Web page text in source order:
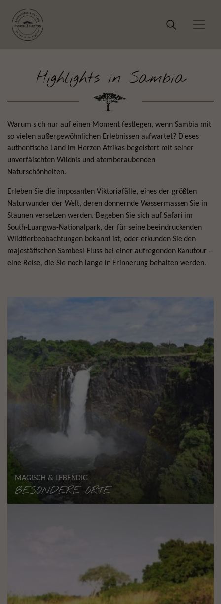
Highlights in Sambia
Warum sich nur auf einen Moment festlegen, wenn Sambia mit
so vielen außergewöhnlichen Erlebnissen aufwartet? Dieses
authentische Land im Herzen Afrikas begeistert mit seiner
unverfälschten Wildnis und atemberaubenden
Naturschönheiten.
Erleben Sie die imposanten Viktoriafälle, eines der größten
Naturwunder der Welt, deren donnernde Wassermassen Sie in
Staunen versetzen werden. Begeben Sie sich auf Safari im
South-Luangwa-Nationalpark, der für seine beeindruckenden
Wildtierbeobachtungen bekannt ist, oder erkunden Sie den
majestätischen Sambesi-Fluss bei einer aufregenden Kanutour –
eine Reise, die Sie noch lange in Erinnerung behalten werden.
MAGISCH & LEBENDIG
BESONDERE ORTE